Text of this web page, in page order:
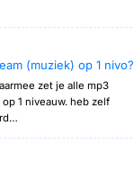
(muziek) op 1 nivo?
zet je alle mp3
1 niveauw. heb zelf